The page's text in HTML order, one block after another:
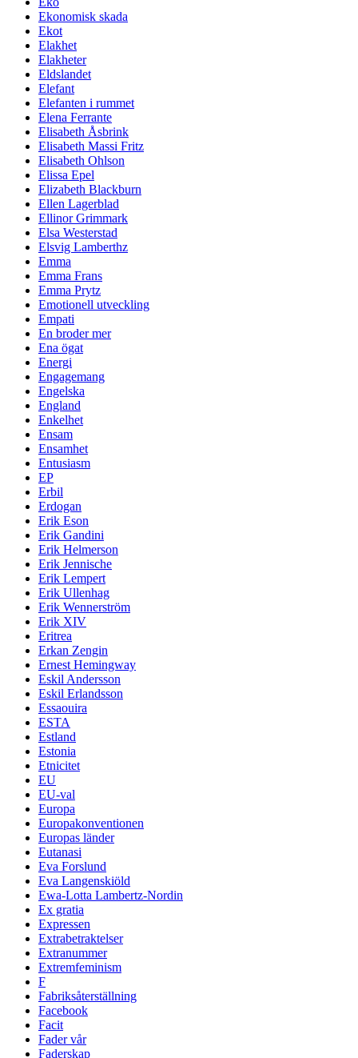
Ekonomisk skada
Ekot
Elakhet
Elakheter
Eldslandet
Elefant
Elefanten i rummet
Elena Ferrante
Elisabeth Åsbrink
Elisabeth Massi Fritz
Elisabeth Ohlson
Elissa Epel
Elizabeth Blackburn
Ellen Lagerblad
Ellinor Grimmark
Elsa Westerstad
Elsvig Lamberthz
Emma
Emma Frans
Emma Prytz
Emotionell utveckling
Empati
En broder mer
Ena ögat
Energi
Engagemang
Engelska
England
Enkelhet
Ensam
Ensamhet
Entusiasm
EP
Erbil
Erdogan
Erik Eson
Erik Gandini
Erik Helmerson
Erik Jennische
Erik Lempert
Erik Ullenhag
Erik Wennerström
Erik XIV
Eritrea
Erkan Zengin
Ernest Hemingway
Eskil Andersson
Eskil Erlandsson
Essaouira
ESTA
Estland
Estonia
Etnicitet
EU
EU-val
Europa
Europakonventionen
Europas länder
Eutanasi
Eva Forslund
Eva Langenskiöld
Ewa-Lotta Lambertz-Nordin
Ex gratia
Expressen
Extrabetraktelser
Extranummer
Extremfeminism
F
Fabriksåterställning
Facebook
Facit
Fader vår
Faderskap